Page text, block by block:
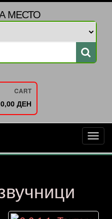
МЕСТО
CART
0,00 ДЕН